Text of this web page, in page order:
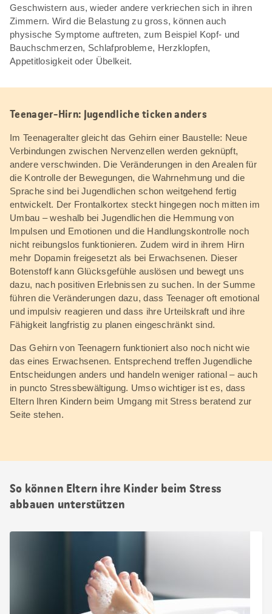
Geschwistern aus, wieder andere verkriechen sich in ihren
Zimmern. Wird die Belastung zu gross, können auch
physische Symptome auftreten, zum Beispiel Kopf- und
Bauchschmerzen, Schlafprobleme, Herzklopfen,
Appetitlosigkeit oder Übelkeit.
Teenager-Hirn: Jugendliche ticken anders
Im Teenageralter gleicht das Gehirn einer Baustelle: Neue
Verbindungen zwischen Nervenzellen werden geknüpft,
andere verschwinden. Die Veränderungen in den Arealen für
die Kontrolle der Bewegungen, die Wahrnehmung und die
Sprache sind bei Jugendlichen schon weitgehend fertig
entwickelt. Der Frontalkortex steckt hingegen noch mitten im
Umbau – weshalb bei Jugendlichen die Hemmung von
Impulsen und Emotionen und die Handlungskontrolle noch
nicht reibungslos funktionieren. Zudem wird in ihrem Hirn
mehr Dopamin freigesetzt als bei Erwachsenen. Dieser
Botenstoff kann Glücksgefühle auslösen und bewegt uns
dazu, nach positiven Erlebnissen zu suchen. In der Summe
führen die Veränderungen dazu, dass Teenager oft emotional
und impulsiv reagieren und dass ihre Urteilskraft und ihre
Fähigkeit langfristig zu planen eingeschränkt sind.
Das Gehirn von Teenagern funktioniert also noch nicht wie
das eines Erwachsenen. Entsprechend treffen Jugendliche
Entscheidungen anders und handeln weniger rational – auch
in puncto Stressbewältigung. Umso wichtiger ist es, dass
Eltern Ihren Kindern beim Umgang mit Stress beratend zur
Seite stehen.
So können Eltern ihre Kinder beim Stress
abbauen unterstützen